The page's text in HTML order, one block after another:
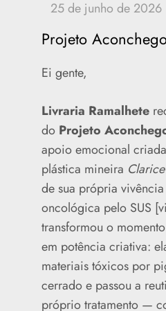
Projeto
Ei gente,
Livraria Ramalhete
do Projeto
apoio emocional
plástica mineira
de sua própria
oncológica pelo SUS
transformou o
em potência criativa:
materiais tóxicos por
cerrado e passou a
próprio tratamento —